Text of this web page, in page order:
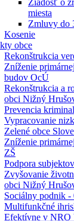
Žiadosť o
miesta
Zmluvy do
Kosenie
obce
Rekonštrukcia
Zníženie
budov OcÚ
Rekonštrukcia a
obci Nižný
Prevencia
Vypracovanie
Zelené obce
Zníženie
ZŠ
Podpora
Zvyšovanie
obci Nižný
Sociálny podnik -
Multifunkčné
Efektívne v NRO